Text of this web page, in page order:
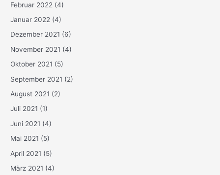
Februar 2022 (4)
Januar 2022 (4)
Dezember 2021 (6)
November 2021 (4)
Oktober 2021 (5)
September 2021 (2)
August 2021 (2)
Juli 2021 (1)
Juni 2021 (4)
Mai 2021 (5)
April 2021 (5)
März 2021 (4)